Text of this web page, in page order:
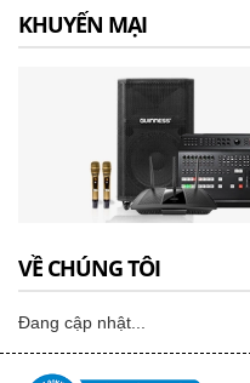
KHUYẾN MẠI
VỀ CHÚNG TÔI
Đang cập nhật...